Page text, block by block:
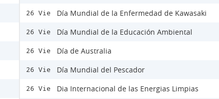
26 Vie Día Mundial de la Enfermedad de Kawasaki
26 Vie Día Mundial de la Educación Ambiental
26 Vie Día de Australia
26 Vie Día Mundial del Pescador
26 Vie Dia Internacional de las Energias Limpias